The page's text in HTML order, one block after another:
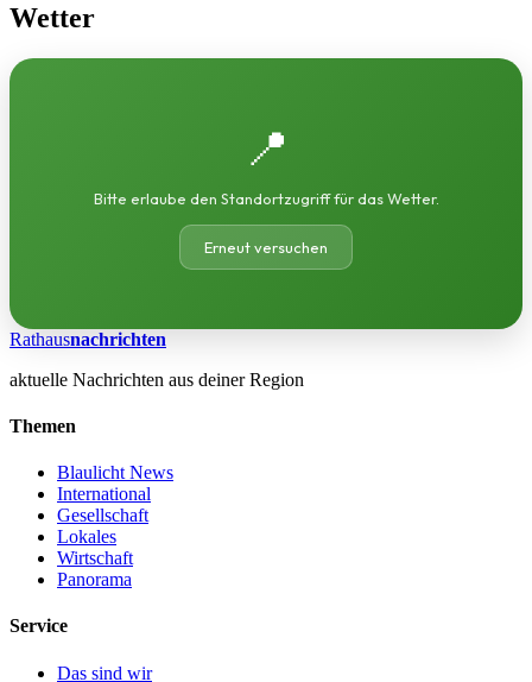
Wetter
📍
Bitte erlaube den Standortzugriff für das Wetter.
Erneut versuchen
Rathausnachrichten
aktuelle Nachrichten aus deiner Region
Themen
Blaulicht News
International
Gesellschaft
Lokales
Wirtschaft
Panorama
Service
Das sind wir